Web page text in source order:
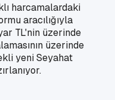
harcamalardaki
aracılığıyla
TL'nin üzerinde
üzerinde
yeni Seyahat